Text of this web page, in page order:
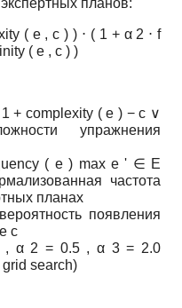
планов:
( e , c ) ) ⋅ ( 1 + α 2 ⋅ f
( e , c ) )
1 + complexity ( e ) − c ∨
упражнения
( e ) max e ' ∈ E
частота
планах
появления
c
, α 2 = 0.5 ,α 3 = 2.0
search)